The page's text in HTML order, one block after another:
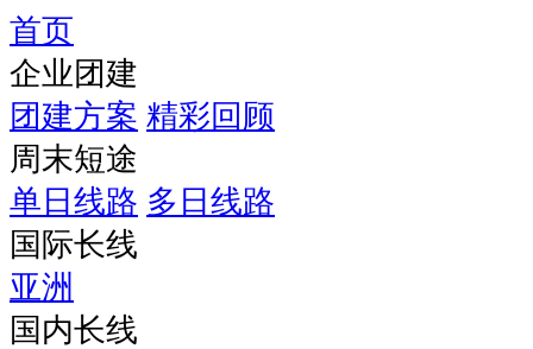
首页
企业团建
团建方案 精彩回顾
周末短途
单日线路 多日线路
国际长线
亚洲
国内长线